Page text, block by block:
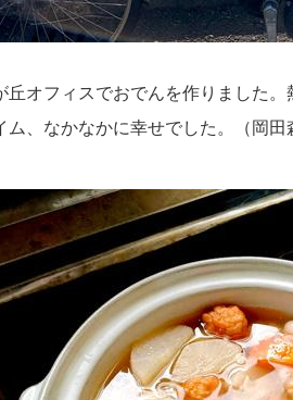
オフィスでおでんを作りました。
、 なかなかに幸せでした。 （岡田